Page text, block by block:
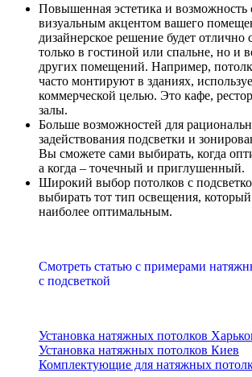
Повышенная эстетика и возможность
визуальным акцентом вашего
дизайнерское решение будет отлично
только в гостиной или спальне, но и
других помещений. Например,
часто монтируют в зданиях,
коммерческой целью. Это кафе,
залы.
Больше возможностей для
задействования подсветки и
Вы сможете сами выбирать, когда
а когда – точечный и приглушенный.
Широкий выбор потолков с
выбирать тот тип освещения,
наиболее оптимальным.
Смотреть статью с примерами
с подсветкой
Установка натяжных потолков
Установка натяжных потолков Киев
Комплектующие для натяжных